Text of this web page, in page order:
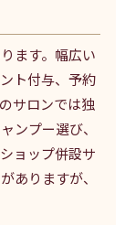
ます。幅広い
ト付与、予約
サロンでは独
ンプー選び、
ョップ併設サ
ありますが、